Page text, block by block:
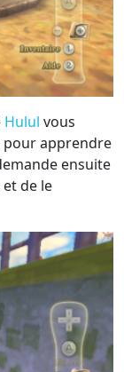
Hulul vous
pour apprendre
ensuite
de le